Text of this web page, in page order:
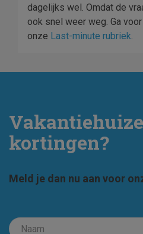
dagelijks wel. Omdat de
ook snel weer weg. Ga
onze Last-minute rubriek.
kortingen?
Meld je dan nu aan voor